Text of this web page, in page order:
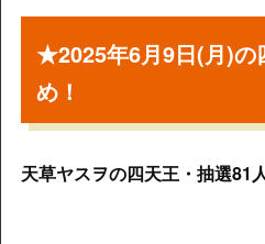
★2025年6月9日(月)の
め！
天草ヤスヲの四天王・抽選81